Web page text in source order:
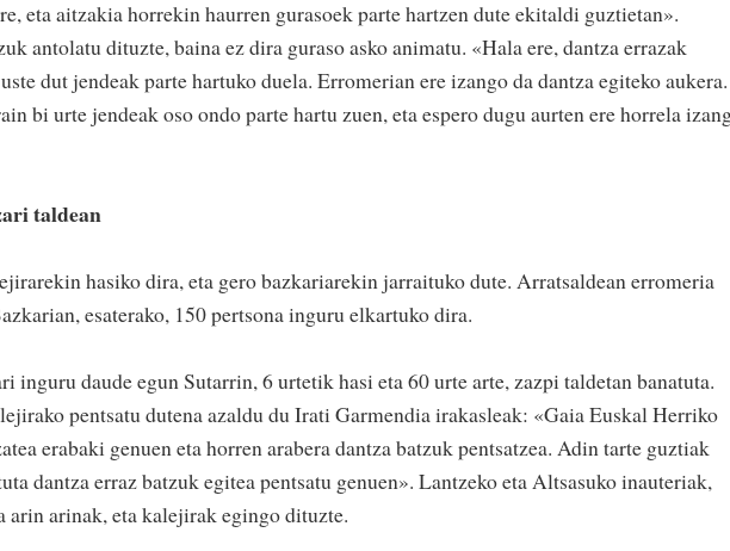
eta aitzakia horrekin haurren gurasoek parte hartzen dute ekitaldi guztietan».
antolatu dituzte, baina ez dira guraso asko animatu. «Hala ere, dantza errazak
dut jendeak parte hartuko duela. Erromerian ere izango da dantza egiteko aukera.
bi urte jendeak oso ondo parte hartu zuen, eta espero dugu aurten ere horrela
taldean
hasiko dira, eta gero bazkariarekin jarraituko dute. Arratsaldean erromeria
esaterako, 150 pertsona inguru elkartuko dira.
inguru daude egun Sutarrin, 6 urtetik hasi eta 60 urte arte, zazpi taldetan banatuta.
pentsatu dutena azaldu du Irati Garmendia irakasleak: «Gaia Euskal Herriko
erabaki genuen eta horren arabera dantza batzuk pentsatzea. Adin tarte guztiak
dantza erraz batzuk egitea pentsatu genuen». Lantzeko eta Altsasuko inauteriak,
arin arinak, eta kalejirak egingo dituzte.